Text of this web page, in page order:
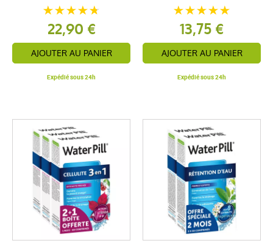
22,90 €
AJOUTER AU PANIER
Expédié sous 24h
13,75 €
AJOUTER AU PANIER
Expédié sous 24h